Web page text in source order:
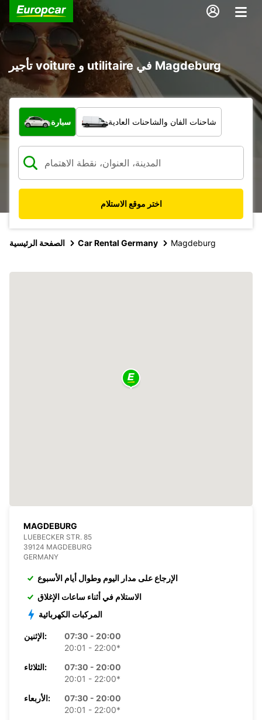
تأجير voiture و utilitaire في Magdeburg
ما نوع المركبة؟
سيارة شاحنات الفان والشاحنات العادية
اختر موقع الاستلام
الصفحة الرئيسية Car Rental Germany Magdeburg
MAGDEBURG
LUEBECKER STR. 85
39124 MAGDEBURG
GERMANY
الإرجاع على مدار اليوم وطوال أيام الأسبوع
الاستلام في أثناء ساعات الإغلاق
المركبات الكهربائية
الإثنين:
07:30 - 20:00
20:01 - 22:00*
الثلاثاء:
07:30 - 20:00
20:01 - 22:00*
الأربعاء:
07:30 - 20:00
20:01 - 22:00*